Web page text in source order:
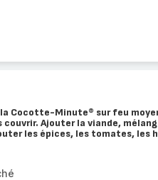
Cocotte-Minute® sur feu
couvrir. Ajouter la viande,
les épices, les tomates, les